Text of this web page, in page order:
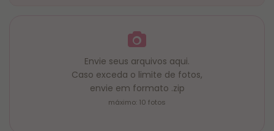
Envie seus arquivos aqui.
Caso exceda o limite de fotos,
envie em formato .zip
máximo: 10 fotos